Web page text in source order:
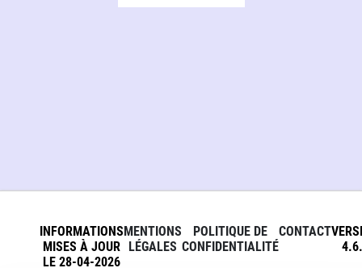
INFORMATIONS
MISES À JOUR
LE 28-04-2026
MENTIONS
LÉGALES
POLITIQUE DE
CONFIDENTIALITÉ
CONTACT